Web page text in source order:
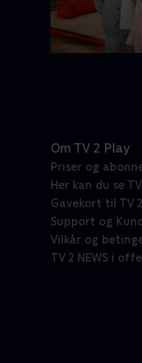
Om TV 2 Play
Priser og
Her kan du se
Gavekort til TV
Support og
Vilkår og
TV 2 NEWS i